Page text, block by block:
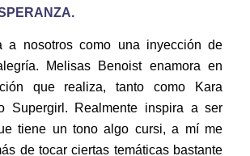
a nosotros como una inyección de
Melisas Benoist enamora en
que realiza, tanto como Kara
Supergirl. Realmente inspira a ser
tiene un tono algo cursi, a mí me
de tocar ciertas temáticas bastante